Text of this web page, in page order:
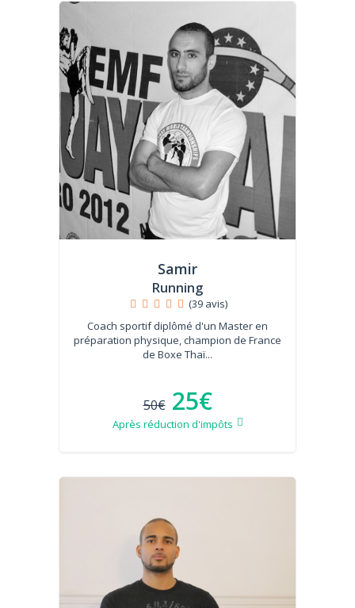
Samir
Running
(39 avis)
Coach sportif diplômé d'un Master en
préparation physique, champion de France
de Boxe Thaï...
50€ 25€
Après réduction d'impôts